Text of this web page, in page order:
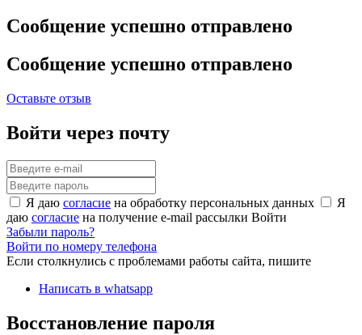
Сообщение успешно отправлено
Сообщение успешно отправлено
Оставьте отзыв
Войти через почту
Я даю согласие на обработку персональных данных
Я
даю согласие на получение e-mail рассылки Войти
Забыли пароль?
Войти по номеру телефона
Если столкнулись с проблемами работы сайта, пишите
Написать в whatsapp
Восстановление пароля